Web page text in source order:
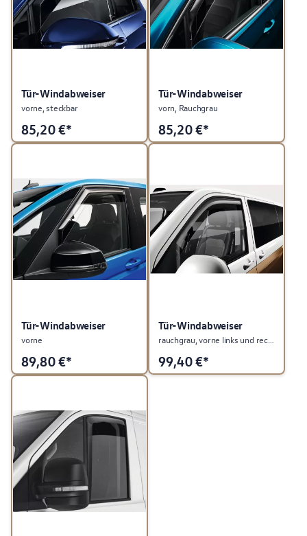
Tür-Windabweiser
vorne, steckbar
85,20€*
Tür-Windabweiser
vorn, Rauchgrau
85,20€*
Tür-Windabweiser
vorne
89,80€*
Tür-Windabweiser
rauchgrau, vorne links und rechts
99,40€*